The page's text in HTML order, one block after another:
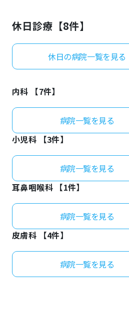
休日診療【8件】
休日の病院一覧を見る
内科 【7件】
病院一覧を見る
小児科 【3件】
病院一覧を見る
耳鼻咽喉科 【1件】
病院一覧を見る
皮膚科 【4件】
病院一覧を見る